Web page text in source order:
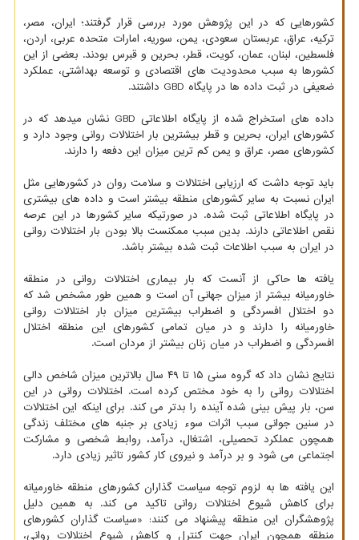
کشورهایی که در این پژوهش مورد بررسی قرار گرفتند؛ ایران، مصر،
ترکیه، عراق، عربستان سعودی، یمن، سوریه، امارات متحده عربی، اردن،
فلسطین، لبنان، عمان، کویت، قطر، بحرین و قبرس بودند. بعضی از این
کشورها به سبب محدودیت های اقتصادی و توسعه بهداشتی، عملکرد
ضعیفی در ثبت داده ها در پایگاه GBD داشتند.
داده های استخراج شده از پایگاه اطلاعاتی GBD نشان میدهد که در
کشورهای ایران، بحرین و قطر بیشترین بار اختلالات روانی وجود دارد و
کشورهای مصر، عراق و یمن کم ترین میزان این دفعه را دارند.
باید توجه داشت که ارزیابی اختلالات و سلامت روان در کشورهایی مثل
ایران نسبت به سایر کشورهای منطقه بیشتر است و داده های بیشتری
در پایگاه اطلاعاتی ثبت شده. در صورتیکه سایر کشورها در این عرصه
نقص اطلاعاتی دارند. بدین سبب ممکنست بالا بودن بار اختلالات روانی
در ایران به سبب اطلاعات ثبت شده بیشتر باشد.
یافته ها حاکی از آنست که بار بیماری اختلالات روانی در منطقه
خاورمیانه بیشتر از میزان جهانی آن است و همین طور مشخص شد که
دو اختلال افسردگی و اضطراب بیشترین میزان بار اختلالات روانی
خاورمیانه را دارند و در میان تمامی کشورهای این منطقه اختلال
افسردگی و اضطراب در میان زنان بیشتر از مردان است.
نتایج نشان داد که گروه سنی ۱۵ تا ۴۹ سال بالاترین میزان شاخص دالی
اختلالات روانی را به خود مختص کرده است. اختلالات روانی در این
سن، بار پیش بینی شده آینده را بدتر می کند. برای اینکه این اختلالات
در سنین جوانی سبب اثرات سوء زیادی بر جنبه های مختلف زندگی
همچون عملکرد تحصیلی، اشتغال، درآمد، روابط شخصی و مشارکت
اجتماعی می شود و بر درآمد و نیروی کار کشور تاثیر زیادی دارد.
این یافته ها به لزوم توجه سیاست گذاران کشورهای منطقه خاورمیانه
برای کاهش شیوع اختلالات روانی تاکید می کند. به همین دلیل
پژوهشگران این منطقه پیشنهاد می کنند: «سیاست گذاران کشورهای
منطقه همچون ایران جهت کنترل و کاهش شیوع اختلالات روانی،